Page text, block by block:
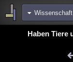
Wissenschaft
BereicheHaben Tiere